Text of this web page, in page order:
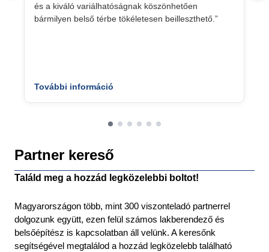
és a kiváló variálhatóságnak köszönhetően
bármilyen belső térbe tökéletesen beilleszthető.”
További információ
Partner kereső
Találd meg a hozzád legközelebbi boltot!
Magyarországon több, mint 300 viszonteladó partnerrel
dolgozunk együtt, ezen felül számos lakberendező és
belsőépítész is kapcsolatban áll velünk. A keresőnk
segítségével megtalálod a hozzád legközelebb található